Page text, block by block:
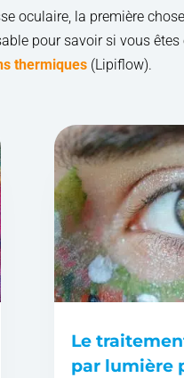
oculaire, la première
pour savoir si vous
thermiques (Lipiflow).
Le
par lumière